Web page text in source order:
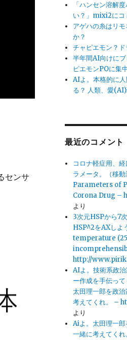
センサ
「ハンセン溶解
い？」mixi2にコ
アゲハの糸はリ
か？
チャピエモン？
半年間AI向けに
ピエモンPOに集
AIよ。本格的に
る？ 人類、愛
最近のコメント
コロナ軽症用、
ラメータ。（移
Parameters of
Corona Drug –
より
3次元HSPから7
HSP^2をAXしよ
temperature
http://
AIよ。技術系政
ー作成を手伝って
太田理一郎を政
考えてくれ。 –
より
Aiよ。太田理一
一緒に考えてくれ